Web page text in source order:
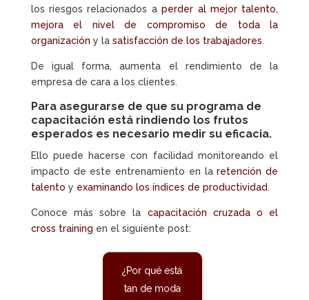
los riesgos relacionados aperder al mejor talento,
mejora el nivel de compromiso de toda la
organización y la satisfacción de los trabajadores.
De igual forma, aumenta el rendimiento de la
empresa de cara a los clientes.
Para asegurarse de que su programa de
capacitación está rindiendo los frutos
esperados es necesario medir su eficacia.
Ello puede hacerse con facilidad monitoreando el
impacto de este entrenamiento en laretención de
talento y examinando los índices de productividad.
Conoce más sobre la capacitación cruzada o el
cross training en el siguiente post:
¿Por qué está
tan de moda